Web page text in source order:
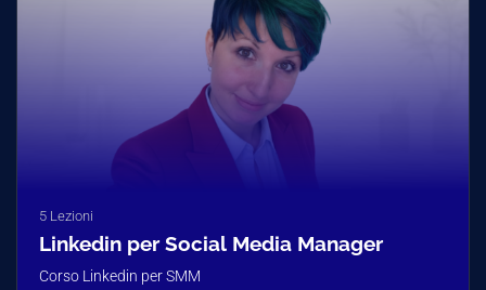
5 Lezioni
Linkedin per Social Media Manager
Corso Linkedin per SMM